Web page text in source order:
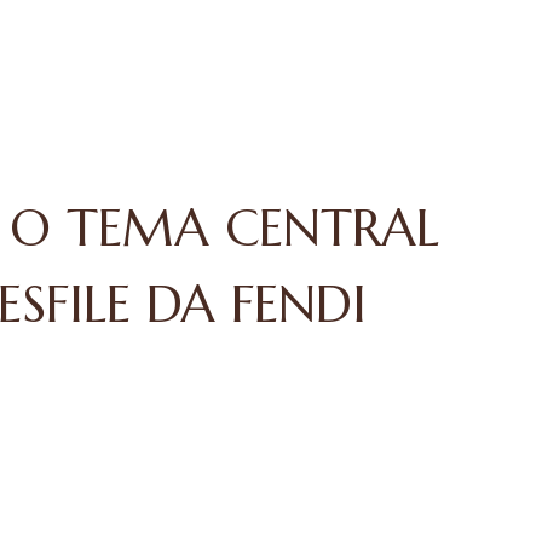
TEMA CENTRAL
DA FENDI